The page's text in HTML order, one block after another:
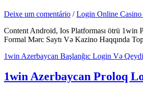
Deixe um comentário /Login Online
Content Android, Ios Platforması ötrü
Formal Mərc Saytı Və Kazino Haqqında
1win Azerbaycan Başlanğıc Login Və
1win Azerbaycan Proloq